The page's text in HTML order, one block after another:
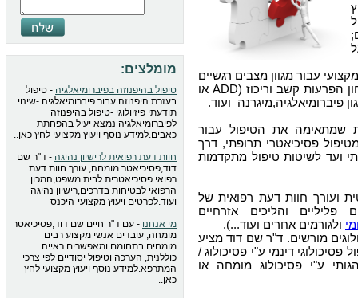
עבור מגוון מצבים רגשיים
, איבחון הפרעות קשב וריכוז (ADD או
שמתאימה את הטיפול עבור
פסיכיאטרי תרופתי, דרך
ועד לשיטות טיפול מתקדמות
ועורך חוות דעת רפואית של
והליכים אזרחיים
ולגורמים אחרים ועוד...).
מורשים. ד"ר שם דוד מציע
דינמי ע"י פסיכולוג /
ע"י פסיכולוג מומחה או
מומלצים:
טיפול בהיפנוזה בפיברומיאלגיה - טיפול
בעזרת היפנוזה עבור פיברומיאלגיה -שינוי
תודעתי פיזיולוגי -טיפול בהיפנוזה
לפיברומיאלגיה נמצא יעיל בהפחתת
כאבים.למידע נוסף ויעוץ מקצועי לחץ כאן..
חוות דעת רפואית לרישיון נהיגה - ד"ר שם
דוד,פסיכיאטר מומחה, עורך חוות דעת
רפואי פסיכיאטרית לבית משפט,המכון
הרפואי לבטיחות בדרכים,רישיון נהיגה
ועוד.לפרטים ויעוץ מקצועי-היכנס
מי אנחנו - עם ד"ר חיים שם דוד,פסיכיאטר
מומחה, עובדים אנשי מקצוע רבים
מומחים בתחומם ומאפשרים ראייה
כוללנית, הערכה וטיפול יסודיים לפי צרכי
המתרפא.למידע נוסף ויעוץ מקצועי לחץ
כאן..